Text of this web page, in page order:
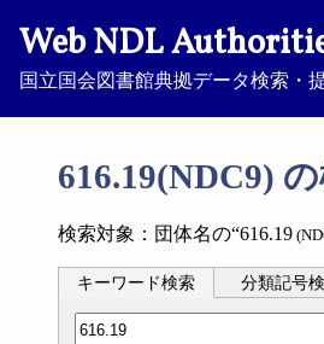
Web NDL
国立国会図書館典拠データ検索・
616.19(NDC9)
検索対象：団体名の“616.19
キーワード検索 分類記号
分類記号検索